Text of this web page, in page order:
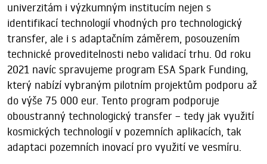
univerzitám i výzkumným institucím nejen s
identifikací technologií vhodných pro technologický
transfer, ale i s adaptačním záměrem, posouzením
technické proveditelnosti nebo validací trhu. Od roku
2021 navíc spravujeme program ESA Spark Funding,
který nabízí vybraným pilotním projektům podporu až
do výše 75 000 eur. Tento program podporuje
oboustranný technologický transfer – tedy jak využití
kosmických technologií v pozemních aplikacích, tak
adaptaci pozemních inovací pro využití ve vesmíru.